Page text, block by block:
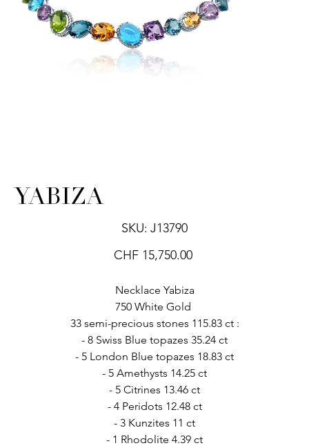
YABIZA
SKU:
SKU
J13790
J13790
Price
CHF 15,750.00
Necklace Yabiza
750 White Gold
33 semi-precious stones 115.83 ct :
- 8 Swiss Blue topazes 35.24 ct
- 5 London Blue topazes 18.83 ct
- 5 Amethysts 14.25 ct
- 5 Citrines 13.46 ct
- 4 Peridots 12.48 ct
- 3 Kunzites 11 ct
- 1 Rhodolite 4.39 ct